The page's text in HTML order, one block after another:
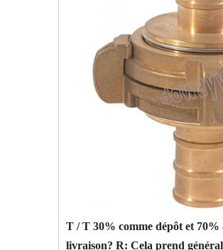
T / T 30% comme dépôt et 70%
livraison? R: Cela prend